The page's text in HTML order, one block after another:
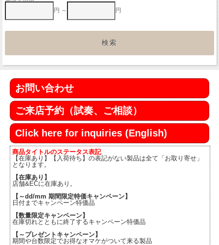
円 ～
円
お問い合わせ
ご来店予約（試奏、ご相談）
Click here for inquiries (English)
商品タイトルのステータス表記
【在庫あり】【入荷待ち】の表記がない製品は全て「お取り寄せ」
となります。
【在庫あり】
店舗&ECに在庫あり。
【～dd/mm 期間限定特価キャンペーン】
日付までキャンペーン特価品
【数量限定キャンペーン】
在庫切れとともに終了するキャンペーン特価品
【～プレゼントキャンペーン】
期間や台数限定でお得なオマケがついて来る製品